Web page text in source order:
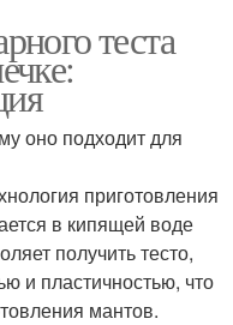
теста
оно подходит для
приготовления
в кипящей воде
получить тесто,
и пластичностью, что
мантов.